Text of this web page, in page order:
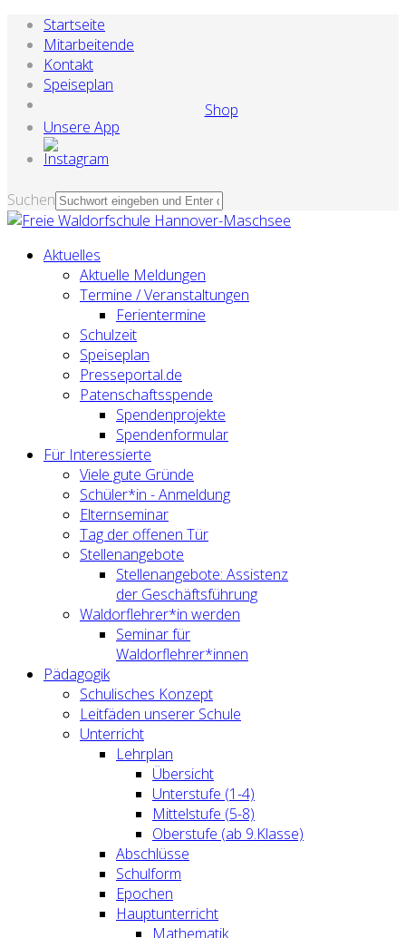
Startseite
Mitarbeitende
Kontakt
Speiseplan
Shop
Unsere App
Suchen
Aktuelles
Aktuelle Meldungen
Termine / Veranstaltungen
Ferientermine
Schulzeit
Speiseplan
Presseportal.de
Patenschaftsspende
Spendenprojekte
Spendenformular
Für Interessierte
Viele gute Gründe
Schüler*in - Anmeldung
Elternseminar
Tag der offenen Tür
Stellenangebote
Stellenangebote: Assistenz
der Geschäftsführung
Waldorflehrer*in werden
Seminar für
Waldorflehrer*innen
Pädagogik
Schulisches Konzept
Leitfäden unserer Schule
Unterricht
Lehrplan
Übersicht
Unterstufe (1-4)
Mittelstufe (5-8)
Oberstufe (ab 9.Klasse)
Abschlüsse
Schulform
Epochen
Hauptunterricht
Mathematik